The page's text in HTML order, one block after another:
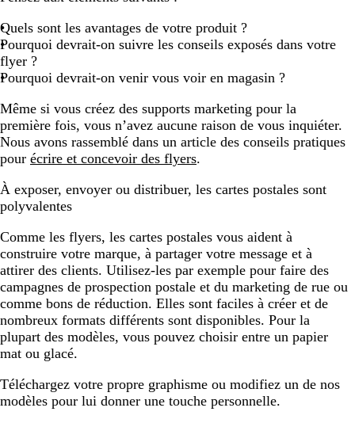
Quels sont les avantages de votre produit ?
Pourquoi devrait-on suivre les conseils exposés dans votre
flyer ?
Pourquoi devrait-on venir vous voir en magasin ?
Même si vous créez des supports marketing pour la
première fois, vous n’avez aucune raison de vous inquiéter.
Nous avons rassemblé dans un article des conseils pratiques
pour écrire et concevoir des flyers.
À exposer, envoyer ou distribuer, les cartes postales sont
polyvalentes
Comme les flyers, les cartes postales vous aident à
construire votre marque, à partager votre message et à
attirer des clients. Utilisez-les par exemple pour faire des
campagnes de prospection postale et du marketing de rue ou
comme bons de réduction. Elles sont faciles à créer et de
nombreux formats différents sont disponibles. Pour la
plupart des modèles, vous pouvez choisir entre un papier
mat ou glacé.
Téléchargez votre propre graphisme ou modifiez un de nos
modèles pour lui donner une touche personnelle.